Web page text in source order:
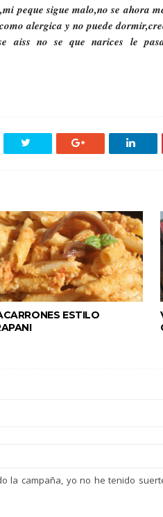
peque sigue malo,no se ahora
alergica y no puede
aiss no se que narices le
ESTILO
la campaña, yo no he tenido